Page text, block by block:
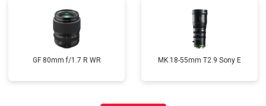
GF 80mm f/1.7 R WR MK 18-55mm T2.9 Sony E